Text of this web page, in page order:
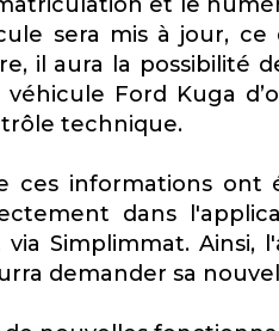
et le
sera mis à jour,
il aura la possibilité
Ford Kuga
technique.
ces informations ont
dans
Simplimmat. Ainsi,
demander sa